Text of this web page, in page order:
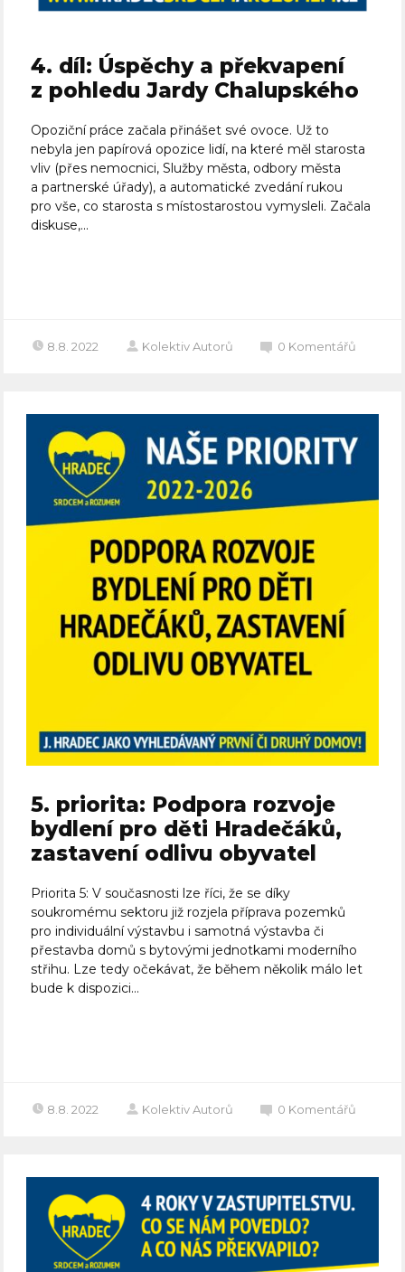
4. díl: Úspěchy a překvapení
z pohledu Jardy Chalupského
Opoziční práce začala přinášet své ovoce. Už to
nebyla jen papírová opozice lidí, na které měl starosta
vliv (přes nemocnici, Služby města, odbory města
a partnerské úřady), a automatické zvedání rukou
pro vše, co starosta s místostarostou vymysleli. Začala
diskuse,...
8.8. 2022 Kolektiv Autorů 0 Komentářů
5. priorita: Podpora rozvoje
bydlení pro děti Hradečáků,
zastavení odlivu obyvatel
Priorita 5: V současnosti lze říci, že se díky
soukromému sektoru již rozjela příprava pozemků
pro individuální výstavbu i samotná výstavba či
přestavba domů s bytovými jednotkami moderního
střihu. Lze tedy očekávat, že během několik málo let
bude k dispozici...
8.8. 2022 Kolektiv Autorů 0 Komentářů